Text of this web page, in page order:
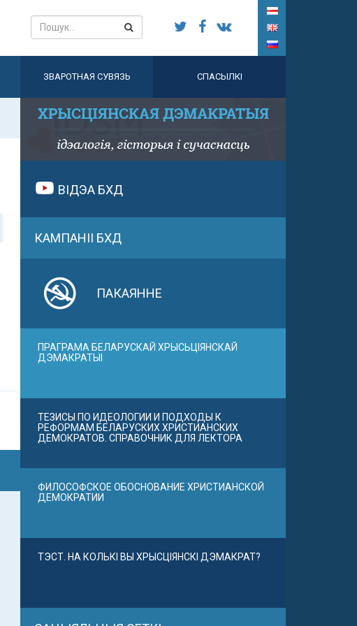
ЗВАРОТНАЯ СУВЯЗЬ СПАСЫЛКІ
ВІДЭА БХД
КАМПАНІІ БХД
ПАКАЯННЕ
ПРАГРАМА БЕЛАРУСКАЙ ХРЫСЬЦІЯНСКАЙ
ДЭМАКРАТЫІ
ТЕЗИСЫ ПО ИДЕОЛОГИИ И ПОДХОДЫ К
РЕФОРМАМ БЕЛАРУСКИХ ХРИСТИАНСКИХ
ДЕМОКРАТОВ. СПРАВОЧНИК ДЛЯ ЛЕКТОРА
ФИЛОСОФСКОЕ ОБОСНОВАНИЕ ХРИСТИАНСКОЙ
ДЕМОКРАТИИ
ТЭСТ. НА КОЛЬКІ ВЫ ХРЫСЦІЯНСКІ ДЭМАКРАТ?